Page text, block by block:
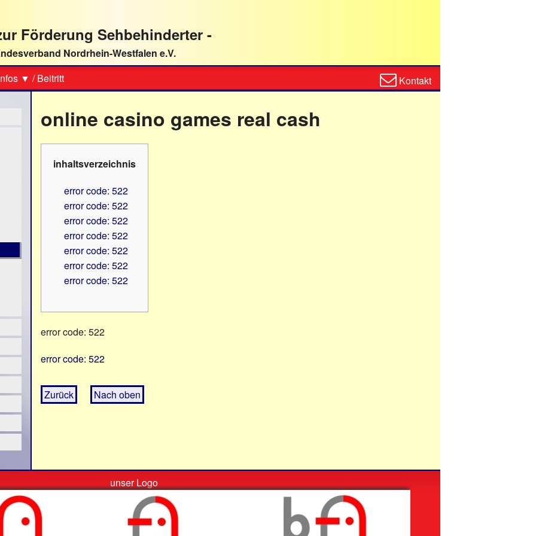
Förderung Sehbehinderter -
Nordrhein-Westfalen e.V.
▼ /Beitritt
Kontaktformular
Kontakt
online casino games real cash
inhaltsverzeichnis
error code: 522
error code: 522
error code: 522
error code: 522
error code: 522
error code: 522
error code: 522
error code: 522
error code: 522
Zurück Nach oben
unser Logo